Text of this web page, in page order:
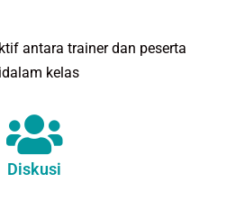
antara trainer dan peserta
kelas
Diskusi